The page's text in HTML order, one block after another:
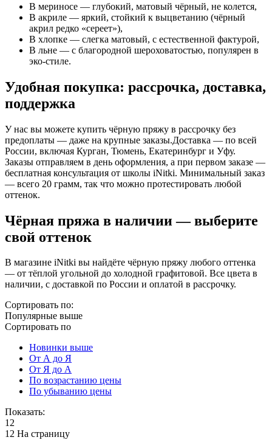
В мериносе — глубокий, матовый чёрный, не колется,
В акриле — яркий, стойкий к выцветанию (чёрный
акрил редко «сереет»),
В хлопке — слегка матовый, с естественной фактурой,
В льне — с благородной шероховатостью, популярен в
эко-стиле.
Удобная покупка: рассрочка, доставка,
поддержка
У нас вы можете купить чёрную пряжу в рассрочку без
предоплаты — даже на крупные заказы.Доставка — по всей
России, включая Курган, Тюмень, Екатеринбург и Уфу.
Заказы отправляем в день оформления, а при первом заказе —
бесплатная консультация от школы iNitki. Минимальный заказ
— всего 20 грамм, так что можно протестировать любой
оттенок.
Чёрная пряжа в наличии — выберите
свой оттенок
В магазине iNitki вы найдёте чёрную пряжу любого оттенка
— от тёплой угольной до холодной графитовой. Все цвета в
наличии, с доставкой по России и оплатой в рассрочку.
Сортировать по:
Популярные выше
Сортировать по
Новинки выше
От А до Я
От Я до А
По возрастанию цены
По убыванию цены
Показать:
12
12 На страницу